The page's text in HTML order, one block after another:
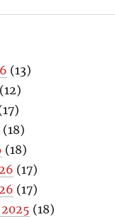
(13)
(12)
(18)
(18)
(17)
(17)
(18)